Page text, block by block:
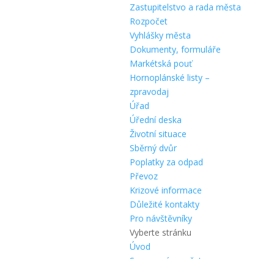
Zastupitelstvo a rada města
Rozpočet
Vyhlášky města
Dokumenty, formuláře
Markétská pouť
Hornoplánské listy –
zpravodaj
Úřad
Úřední deska
Životní situace
Sběrný dvůr
Poplatky za odpad
Převoz
Krizové informace
Důležité kontakty
Pro návštěvníky
Vyberte stránku
Úvod